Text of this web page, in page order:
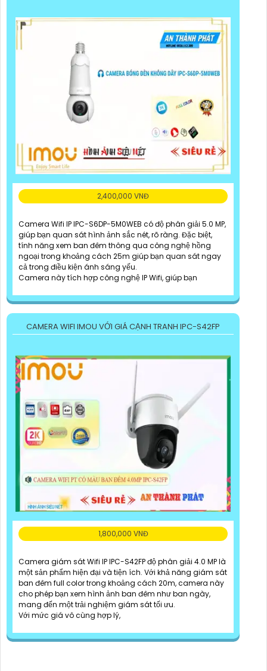
2,400,000 VNĐ
Camera Wifi IP IPC-S6DP-5M0WEB có độ phân giải 5.0 MP,
giúp bạn quan sát hình ảnh sắc nét, rõ ràng. Đặc biệt,
tính năng xem ban đêm thông qua công nghệ hồng
ngoại trong khoảng cách 25m giúp bạn quan sát ngay
cả trong điều kiện ánh sáng yếu.
Camera này tích hợp công nghệ IP Wifi, giúp bạn
CAMERA WIFI IMOU VỚI GIÁ CẠNH TRANH IPC-S42FP
1,800,000 VNĐ
Camera giám sát Wifi IP IPC-S42FP độ phân giải 4.0 MP là
một sản phẩm hiện đại và tiện ích. Với khả năng giám sát
ban đêm full color trong khoảng cách 20m, camera này
cho phép bạn xem hình ảnh ban đêm như ban ngày,
mang đến một trải nghiệm giám sát tối ưu.
Với mức giá vô cùng hợp lý,